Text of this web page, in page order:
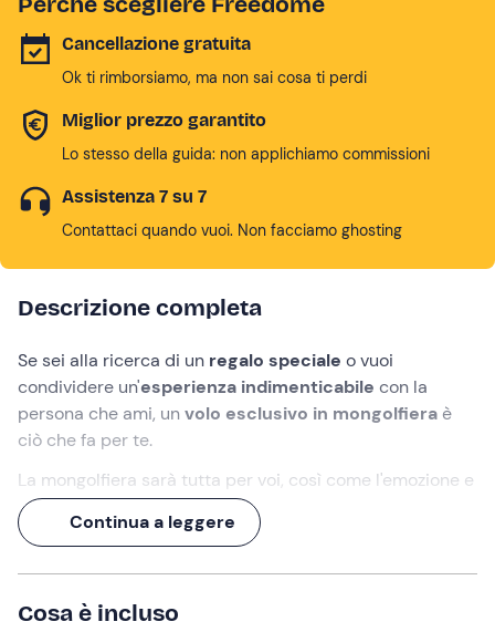
Cancellazione gratuita
Ok ti rimborsiamo, ma non sai cosa ti perdi
Miglior prezzo garantito
Lo stesso della guida: non applichiamo commissioni
Assistenza 7 su 7
Contattaci quando vuoi. Non facciamo ghosting
Descrizione completa
Se sei alla ricerca di un regalo speciale o vuoi
condividere un'esperienza indimenticabile con la
persona che ami, unvolo esclusivo in mongolfiera è
ciò che fa per te.
La mongolfiera sarà tutta per voi, così come l'emozione e
lospettacolo panoramicodi cui godrete a bordo del
cesto di vimini: un viaggio sui cieli di
La cittadina piemontese è una delle
Continua a leggere
Cosa è incluso